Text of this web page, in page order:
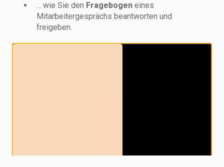
... wie Sie den Fragebogen eines
Mitarbeitergesprächs beantworten und
freigeben.